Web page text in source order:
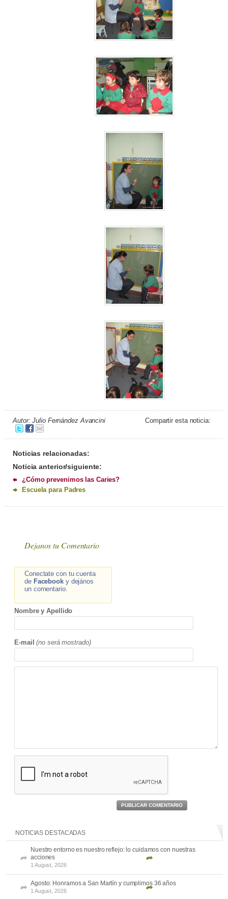
Autor: Julio Fernández Avancini Compartir esta noticia:
Noticias relacionadas:
Noticia anterior/siguiente:
¿Cómo prevenimos las Caries?
Escuela para Padres
Dejanos tu Comentario
Conectate con tu cuenta
de Facebooky dejános
un comentario.
Nombre y Apellido
E-mail (no será mostrado)
PUBLICAR COMENTARIO
NOTICIAS DESTACADAS
Nuestro entorno es nuestro reflejo: lo cuidamos con nuestras
acciones
1 August, 2026
Agosto: Honramos a San Martín y cumplimos 36 años
1 August, 2026